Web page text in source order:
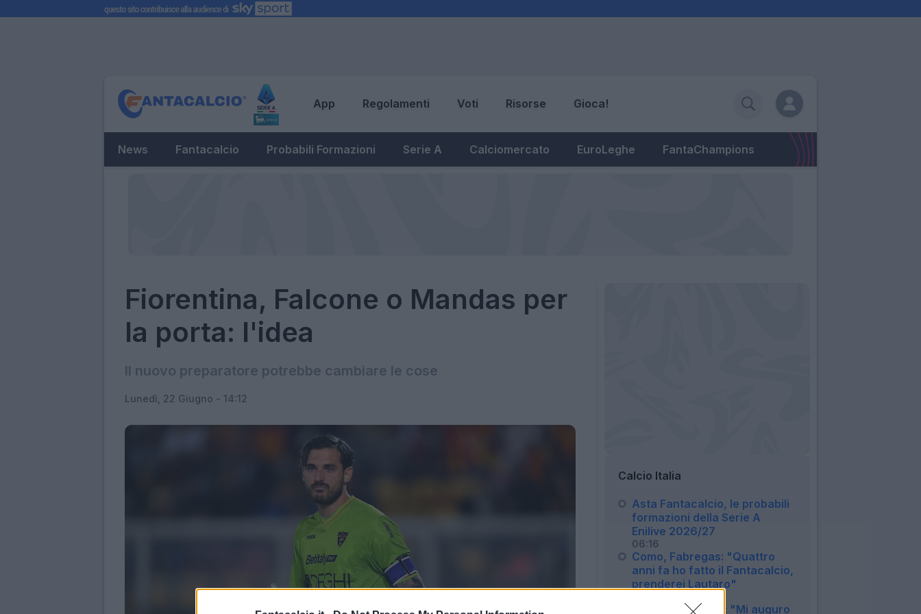
App Regolamenti Voti Risorse Gioca!
News Fantacalcio Probabili Formazioni Serie A Calciomercato EuroLeghe FantaChampions
Fiorentina, Falcone o Mandas per
la porta: l'idea
Il nuovo preparatore potrebbe cambiare le cose
Lunedì, 22 Giugno - 14:12
Calcio Italia
Asta Fantacalcio, le probabili
formazioni della Serie A
Enilive 2026/27
06:16
Como, Fabregas: "Quattro
anni fa ho fatto il Fantacalcio,
prenderei Lautaro"
Inter, Calhanoglu: "Mi auguro